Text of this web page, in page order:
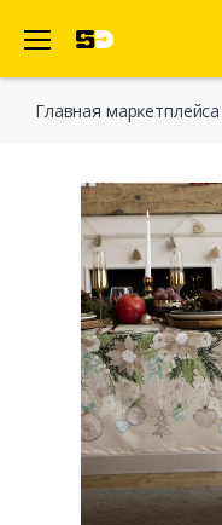
Главная марĸетплейса